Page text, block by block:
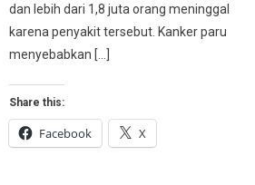
dan lebih dari 1,8 juta orang meninggal
karena penyakit tersebut. Kanker paru
menyebabkan […]
Share this:
Facebook X